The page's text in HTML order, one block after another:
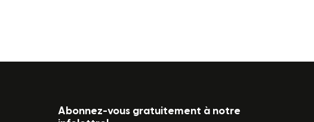
Abonnez-vous gratuitement à notre